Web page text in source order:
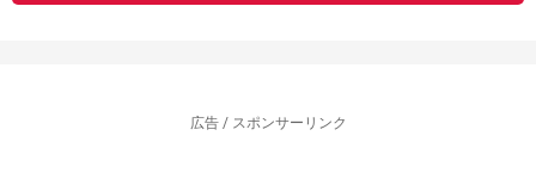
広告 / スポンサーリンク